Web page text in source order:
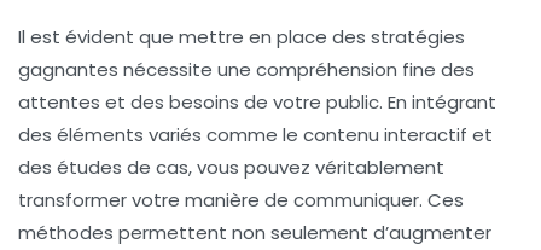
Il est évident que mettre en place des stratégies
gagnantes nécessite une compréhension fine des
attentes et des besoins de votre public. En intégrant
des éléments variés comme le contenu interactif et
des études de cas, vous pouvez véritablement
transformer votre manière de communiquer. Ces
méthodes permettent non seulement d’augmenter